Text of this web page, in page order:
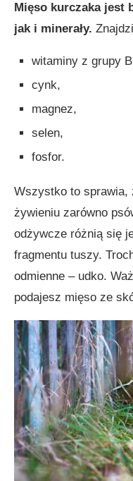
Mięso kurczaka jest
jak i minerały.
witaminy z grupy
cynk,
magnez,
selen,
fosfor.
Wszystko to sprawia,
żywieniu zarówno
odżywcze różnią się
fragmentu tuszy.
odmienne – udko.
podajesz mięso ze